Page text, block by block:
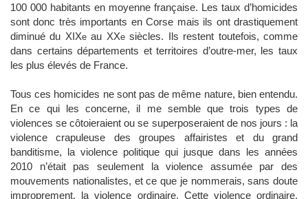
100 000 habitants en moyenne française. Les taux d’homicides
sont donc très importants en Corse mais ils ont drastiquement
diminué du XIXeau XXesiècles. Ils restent toutefois, comme
dans certains départements et territoires d’outre-mer, les taux
les plus élevés de France.
Tous ces homicides ne sont pas de même nature, bien entendu.
En ce qui les concerne, il me semble que trois types de
violences se côtoieraient ou se superposeraient de nos jours : la
violence crapuleuse des groupes affairistes et du grand
banditisme, la violence politique qui jusque dans les années
2010 n’était pas seulement la violence assumée par des
mouvements nationalistes, et ce que je nommerais, sans doute
improprement, la violence ordinaire. Cette violence ordinaire,